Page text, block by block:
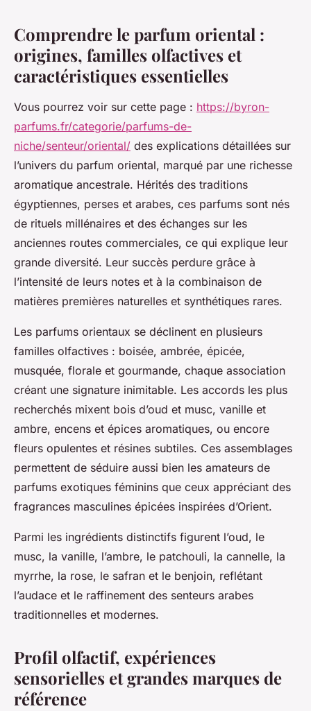
Comprendre le parfum oriental :
origines, familles olfactives et
caractéristiques essentielles
Vous pourrez voir sur cette page : https://byron-
parfums.fr/categorie/parfums-de-
niche/senteur/oriental/ des explications détaillées sur
l’univers du parfum oriental, marqué par une richesse
aromatique ancestrale. Hérités des traditions
égyptiennes, perses et arabes, ces parfums sont nés
de rituels millénaires et des échanges sur les
anciennes routes commerciales, ce qui explique leur
grande diversité. Leur succès perdure grâce à
l’intensité de leurs notes et à la combinaison de
matières premières naturelles et synthétiques rares.
Les parfums orientaux se déclinent en plusieurs
familles olfactives : boisée, ambrée, épicée,
musquée, florale et gourmande, chaque association
créant une signature inimitable. Les accords les plus
recherchés mixent bois d’oud et musc, vanille et
ambre, encens et épices aromatiques, ou encore
fleurs opulentes et résines subtiles. Ces assemblages
permettent de séduire aussi bien les amateurs de
parfums exotiques féminins que ceux appréciant des
fragrances masculines épicées inspirées d’Orient.
Parmi les ingrédients distinctifs figurent l’oud, le
musc, la vanille, l’ambre, le patchouli, la cannelle, la
myrrhe, la rose, le safran et le benjoin, reflétant
l’audace et le raffinement des senteurs arabes
traditionnelles et modernes.
Profil olfactif, expériences
sensorielles et grandes marques de
référence